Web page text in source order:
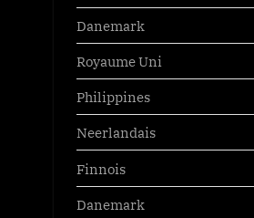
Danemark
Royaume Uni
Philippines
Neerlandais
Finnois
Danemark